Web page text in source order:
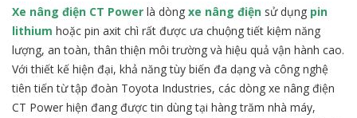
Xe nâng điện CT Power là dòng xe nâng điện sử dụng pin
lithium hoặc pin axit chì rất được ưa chuộng tiết kiệm năng
lượng, an toàn, thân thiện môi trường và hiệu quả vận hành cao.
Với thiết kế hiện đại, khả năng tùy biến đa dạng và công nghệ
tiên tiến từ tập đoàn Toyota Industries, các dòng xe nâng điện
CT Power hiện đang được tin dùng tại hàng trăm nhà máy,